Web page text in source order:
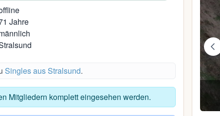
Jahre
Singles aus Stralsund.
Mitgliedern komplett eingesehen werden.
Julia S.
31, Stralsund